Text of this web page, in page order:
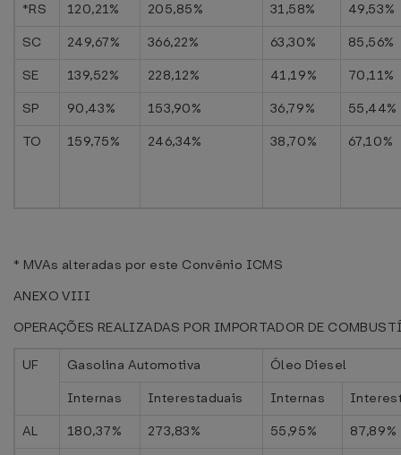
*RS
120,21% 205,85% 31,58%
49,53%
SC
249,67% 366,22% 63,30%
85,56%
SE
139,52% 228,12% 41,19%
70,11%
SP
90,43% 153,90% 36,79%
55,44%
TO
159,75% 246,34% 38,70% 67,10%
* MVAs alteradas por este Convênio ICMS
ANEXO VIII
OPERAÇÕES REALIZADAS POR IMPORTADOR DE
UF Gasolina Automotiva
Óleo Diesel
Internas
Interestaduais Internas
AL
180,37% 273,83% 55,95%
87,89%